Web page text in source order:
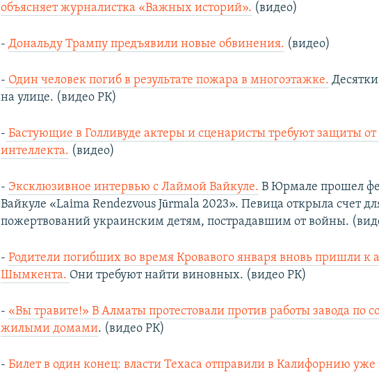
объясняет журналистка «Важных историй». (видео)
-Дональду Трампу предъявили новые обвинения. (видео)
- Один человек погиб в результате пожара в многоэтажке.
на улице. (видео РК)
- Бастующие в Голливуде актеры и сценаристы требуют защиты от
интеллекта. (видео)
- Эксклюзивное интервью с Лаймой Вайкуле. В Юрмале прошел
Вайкуле «Laima Rendezvous Jūrmala 2023». Певица открыла счет
пожертвований украинским детям, пострадавшим от войны.
-Родители погибших во время Кровавого января вновь пришли к
Шымкента. Они требуют найти виновных. (видео РК)
- «Вы травите!» В Алматы протестовали против работы завода по
жилыми домами. (видео РК)
-Билет в один конец: власти Техаса отправили в Калифорнию уже